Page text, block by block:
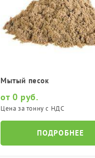
Мытый песок
от 0 руб.
Цена за тонну с НДС
ПОДРОБНЕЕ